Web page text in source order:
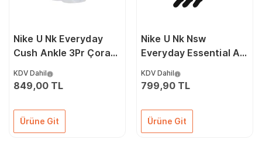
Nike U Nk Everyday
Cush Ankle 3Pr Çorap
KDV Dahil
849,00 TL
Ürüne Git
Nike U Nk Nsw
Everyday Essential An
DX5080-010 Siyah
KDV Dahil
799,90 TL
Ürüne Git